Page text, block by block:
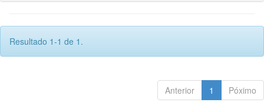
Resultado 1-1 de 1.
Anterior 1 Póximo